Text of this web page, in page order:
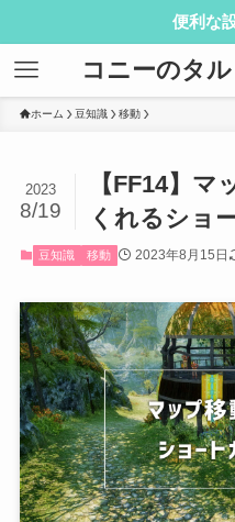
便利な
コニーのタ
ホーム 豆知識 移動
【FF14】
くれるショ
2023
8/19
豆知識 移動 2023年8月15日